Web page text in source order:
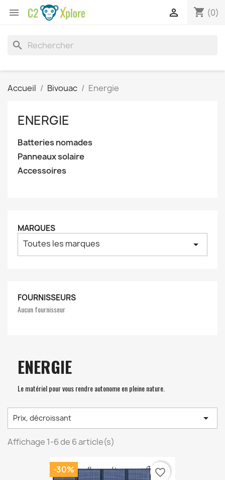
 shopping_cart (0)

search
Accueil Bivouac Energie
ENERGIE
Batteries nomades
Panneaux solaire
Accessoires
MARQUES
Toutes les marques arrow_drop_down
FOURNISSEURS
Aucun fournisseur
ENERGIE
Le matériel pour vous rendre autonome en pleine nature.
Prix, décroissant 
Affichage 1-6 de 6 article(s)
-30%
favorite_border